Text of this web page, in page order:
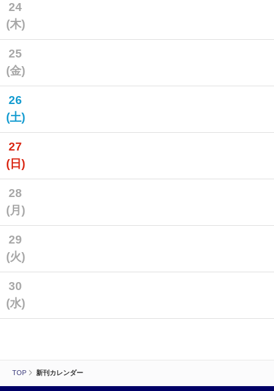
TOP 新刊カレンダー
24
(木)
25
(金)
26
(土)
27
(日)
28
(月)
29
(火)
30
(水)